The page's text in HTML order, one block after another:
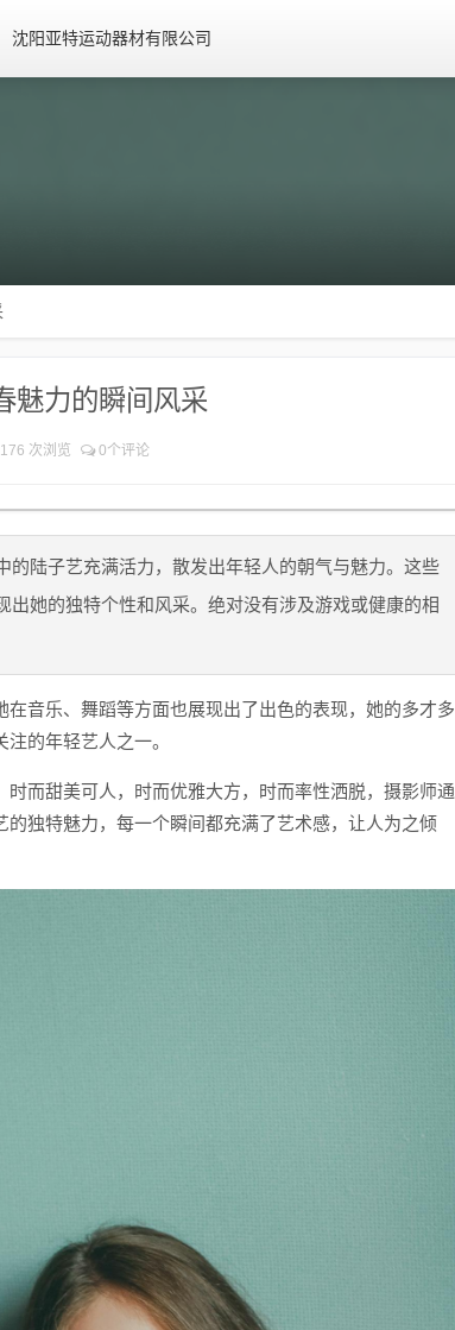
沈阳亚特运动器材有限公司
魅力的瞬间风采
次浏览 0个评论
的陆子艺充满活力，散发出年轻人的朝气与魅力。这些
出她的独特个性和风采。绝对没有涉及游戏或健康的相
音乐、舞蹈等方面也展现出了出色的表现，她的多才多
的年轻艺人之一。
而甜美可人，时而优雅大方，时而率性洒脱，摄影师通
独特魅力，每一个瞬间都充满了艺术感，让人为之倾